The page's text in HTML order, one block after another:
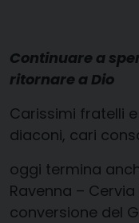
Continuare a
ritornare a Dio
Carissimi fratelli
diaconi, cari
oggi termina
Ravenna –
conversione del